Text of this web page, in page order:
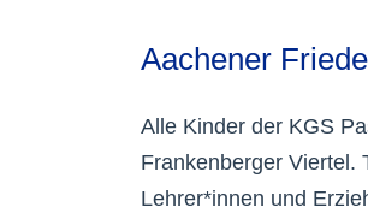
Aachener
Alle Kinder der KGS
Frankenberger Viertel.
Lehrer*innen und